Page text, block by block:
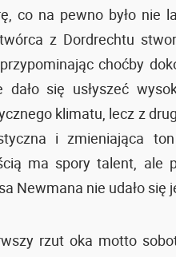
co na pewno było nie
z Dordrechtu
choćby
dało się usłyszeć
klimatu, lecz z
i zmieniająca
ma spory talent, ale
Newmana nie udało się
rzut oka motto